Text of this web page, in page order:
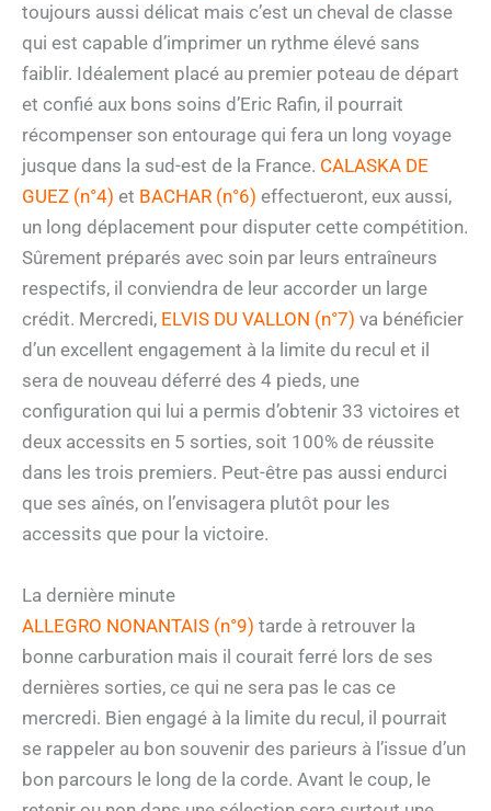
toujours aussi délicat mais c’est un cheval de classe
qui est capable d’imprimer un rythme élevé sans
faiblir. Idéalement placé au premier poteau de départ
et confié aux bons soins d’Eric Rafin, il pourrait
récompenser son entourage qui fera un long voyage
jusque dans la sud-est de la France. CALASKA DE
GUEZ (n°4) et BACHAR (n°6) effectueront, eux aussi,
un long déplacement pour disputer cette compétition.
Sûrement préparés avec soin par leurs entraîneurs
respectifs, il conviendra de leur accorder un large
crédit. Mercredi, ELVIS DU VALLON (n°7) va bénéficier
d’un excellent engagement à la limite du recul et il
sera de nouveau déferré des 4 pieds, une
configuration qui lui a permis d’obtenir 33 victoires et
deux accessits en 5 sorties, soit 100% de réussite
dans les trois premiers. Peut-être pas aussi endurci
que ses aînés, on l’envisagera plutôt pour les
accessits que pour la victoire.
La dernière minute
ALLEGRO NONANTAIS (n°9) tarde à retrouver la
bonne carburation mais il courait ferré lors de ses
dernières sorties, ce qui ne sera pas le cas ce
mercredi. Bien engagé à la limite du recul, il pourrait
se rappeler au bon souvenir des parieurs à l’issue d’un
bon parcours le long de la corde. Avant le coup, le